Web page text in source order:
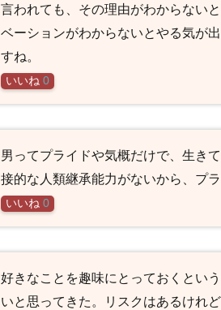
言われても、その理由がわからない
ベーションがわからないとやる気が
すね。
いいね 0
男ってプライドや気概だけで、生き
接的な人類継承能力がないから、プ
いいね 0
好きなことを趣味にとっておくとい
いと思ってきた。リスクはあるけれ